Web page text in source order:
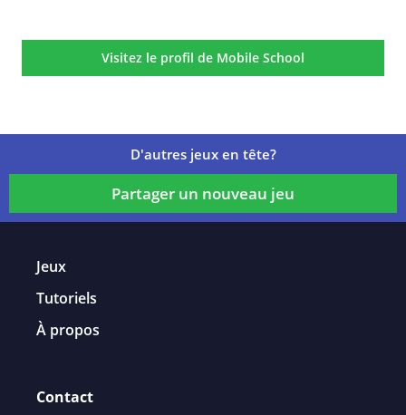
Visitez le profil de Mobile School
D'autres jeux en tête?
Partager un nouveau jeu
Jeux
Tutoriels
À propos
Contact